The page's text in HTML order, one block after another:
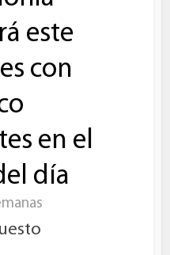
este
con
en el
día